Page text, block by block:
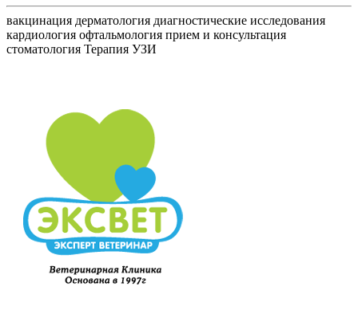
вакцинация дерматология диагностические исследования
кардиология офтальмология прием и консультация
стоматология Терапия УЗИ